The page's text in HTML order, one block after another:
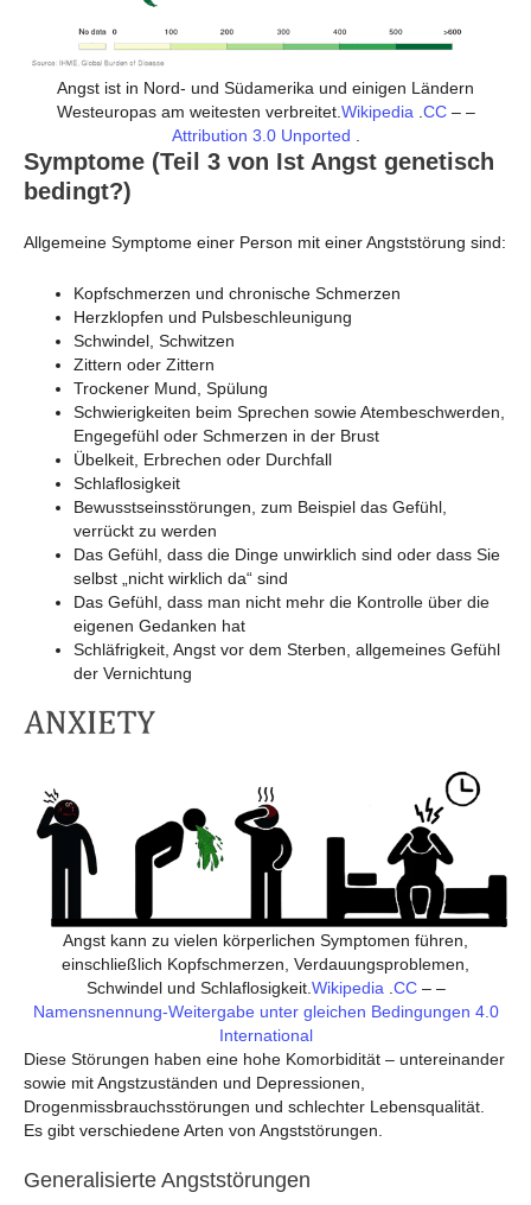
Angst ist in Nord- und Südamerika und einigen Ländern
Westeuropas am weitesten verbreitet.Wikipedia.CC– –
Attribution 3.0 Unported .
Symptome (Teil 3 von Ist Angst genetisch
bedingt?)
Allgemeine Symptome einer Person mit einer Angststörung sind:
Kopfschmerzen und chronische Schmerzen
Herzklopfen und Pulsbeschleunigung
Schwindel, Schwitzen
Zittern oder Zittern
Trockener Mund, Spülung
Schwierigkeiten beim Sprechen sowie Atembeschwerden,
Engegefühl oder Schmerzen in der Brust
Übelkeit, Erbrechen oder Durchfall
Schlaflosigkeit
Bewusstseinsstörungen, zum Beispiel das Gefühl,
verrückt zu werden
Das Gefühl, dass die Dinge unwirklich sind oder dass Sie
selbst „nicht wirklich da“ sind
Das Gefühl, dass man nicht mehr die Kontrolle über die
eigenen Gedanken hat
Schläfrigkeit, Angst vor dem Sterben, allgemeines Gefühl
der Vernichtung
Angst kann zu vielen körperlichen Symptomen führen,
einschließlich Kopfschmerzen, Verdauungsproblemen,
Schwindel und Schlaflosigkeit. Wikipedia CC– –
Namensnennung-Weitergabe unter gleichen Bedingungen 4.0
International
Diese Störungen haben eine hohe Komorbidität – untereinander
sowie mit Angstzuständen und Depressionen,
Drogenmissbrauchsstörungen und schlechter Lebensqualität.
Es gibt verschiedene Arten von Angststörungen.
Generalisierte Angststörungen